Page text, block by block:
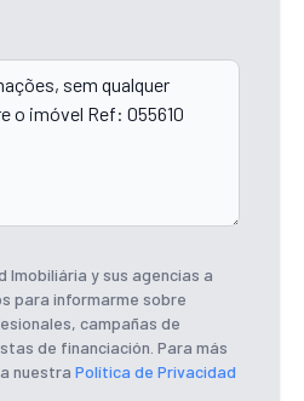
Imobiliária y sus agencias a
para informarme sobre
campañas de
de financiación. Para más
nuestra Política de Privacidad